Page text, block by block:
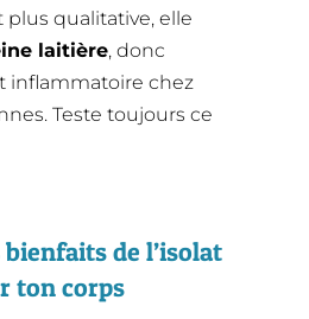
plus qualitative, elle
laitière, donc
inflammatoire chez
Teste toujours ce
de l’isolat
ton corps